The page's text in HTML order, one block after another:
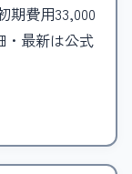
期費用33,000
・最新は公式